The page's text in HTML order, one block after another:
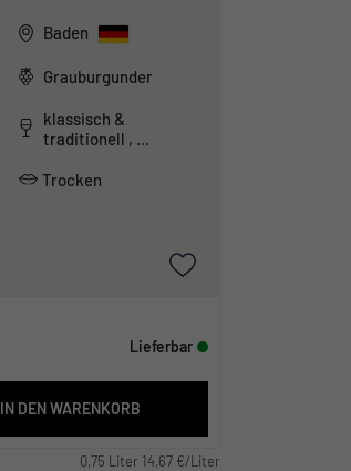
Baden
Grauburgunder
klassisch &
traditionell ,
Trocken
Lieferbar
IN DEN WARENKORB
0,75 Liter 14,67 €/Liter